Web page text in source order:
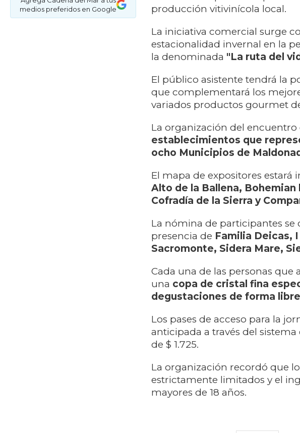
medios preferidos en Google
producción vitivinícola local.
La iniciativa comercial surge
estacionalidad invernal en la
la denominada "La ruta del
El público asistente tendrá la
que complementará los
variados productos gourmet
La organización del
establecimientos que
ocho Municipios de
El mapa de expositores
Alto de la Ballena,
Cofradía de la Sierra y
La nómina de participantes se
presencia de Familia Deicas,
Sacromonte, Sidera Mare,
Cada una de las personas
una copa de cristal fina
degustaciones de forma
Los pases de acceso para la
anticipada a través del
de $ 1.725.
La organización recordó que
estrictamente limitados y el
mayores de 18 años.